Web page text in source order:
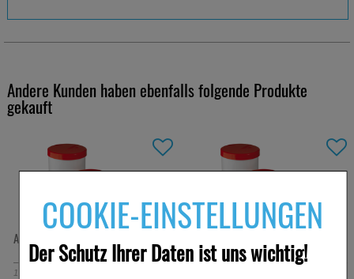
COOKIE-EINSTELLUNGEN
Der Schutz Ihrer Daten ist uns wichtig!
Andere Kunden haben ebenfalls folgende Produkte
gekauft
APONORM Schraubdeckel Dose 75 g
1